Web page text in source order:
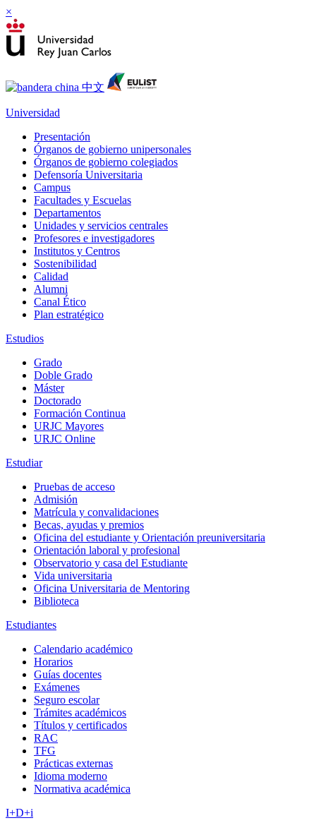
×
Universidad
Presentación
Órganos de gobierno unipersonales
Órganos de gobierno colegiados
Defensoría Universitaria
Campus
Facultades y Escuelas
Departamentos
Unidades y servicios centrales
Profesores e investigadores
Institutos y Centros
Sostenibilidad
Calidad
Alumni
Canal Ético
Plan estratégico
Estudios
Grado
Doble Grado
Máster
Doctorado
Formación Continua
URJC Mayores
URJC Online
Estudiar
Pruebas de acceso
Admisión
Matrícula y convalidaciones
Becas, ayudas y premios
Oficina del estudiante y Orientación preuniversitaria
Orientación laboral y profesional
Observatorio y casa del Estudiante
Vida universitaria
Oficina Universitaria de Mentoring
Biblioteca
Estudiantes
Calendario académico
Horarios
Guías docentes
Exámenes
Seguro escolar
Trámites académicos
Títulos y certificados
RAC
TFG
Prácticas externas
Idioma moderno
Normativa académica
I+D+i